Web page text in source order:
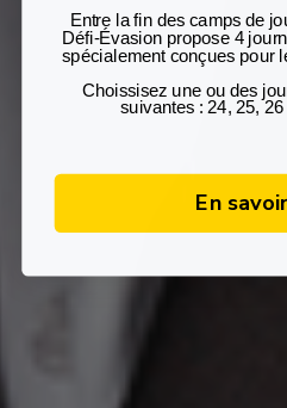
Entre la fin des camps de
Défi‑Évasion propose 4
spécialement conçues pour
Choissisez une ou des
suivantes : 24, 25,
En